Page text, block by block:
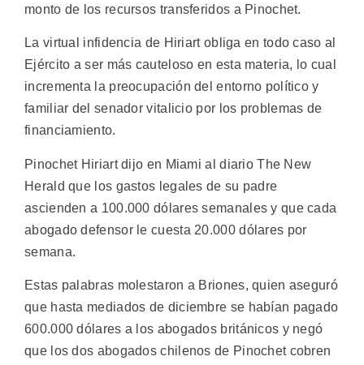
monto de los recursos transferidos a Pinochet.
La virtual infidencia de Hiriart obliga en todo caso al
Ejército a ser más cauteloso en esta materia, lo cual
incrementa la preocupación del entorno político y
familiar del senador vitalicio por los problemas de
financiamiento.
Pinochet Hiriart dijo en Miami al diario The New
Herald que los gastos legales de su padre
ascienden a 100.000 dólares semanales y que cada
abogado defensor le cuesta 20.000 dólares por
semana.
Estas palabras molestaron a Briones, quien aseguró
que hasta mediados de diciembre se habían pagado
600.000 dólares a los abogados británicos y negó
que los dos abogados chilenos de Pinochet cobren